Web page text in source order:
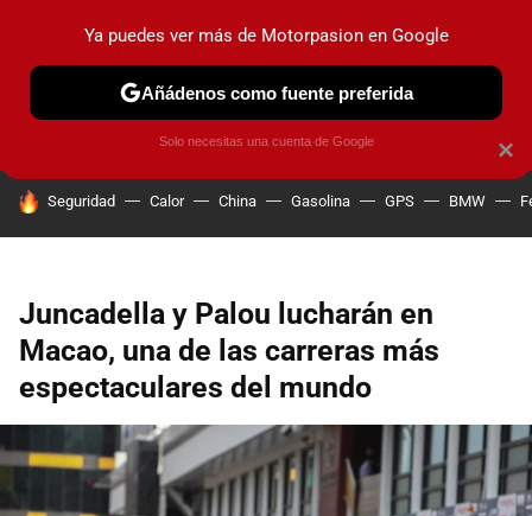
PRUEBAS COCHES ELÉCTRICOS OBSERVATORIO
HOY SE HABLA DE
Seguridad Calor China Gasolina GPS BMW
Juncadella y Palou lucharán en
Macao, una de las carreras más
espectaculares del mundo
×
Ya puedes ver más de Motorpasion en Google
Añádenos como fuente preferida
Solo necesitas una cuenta de Google